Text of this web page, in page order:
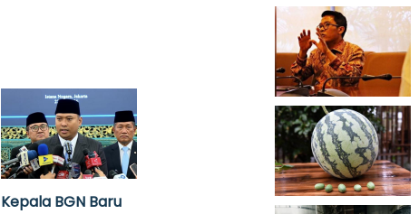
Kepala BGN Baru